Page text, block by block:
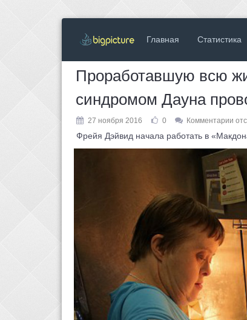
Главная Статистика
Проработавшую всю
синдромом Дауна
27 ноября 2016 0 Комментарии
Фрейя Дэйвид начала работать в